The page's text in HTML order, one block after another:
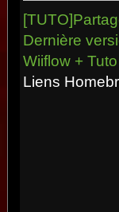
Dernière
Wiiflow +
Liens